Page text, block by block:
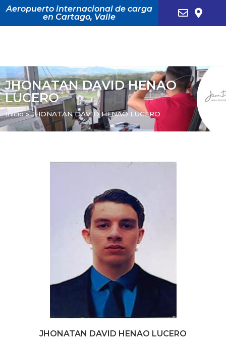
Aeropuerto internacional de carga
en Cartago, Valle
JHONATAN DAVID HENAO
LUCERO
Inicio»JHONATAN DAVID HENAO LUCERO
JHONATAN DAVID HENAO LUCERO